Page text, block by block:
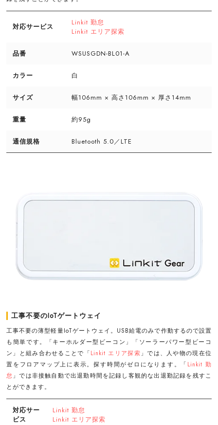
対応サービス
Linkit 勤怠
Linkit エリア探索
品番 WSUSGDN-BL01-A
カラー 白
サイズ 幅106mm × 高さ106mm × 厚さ14mm
重量 約95g
通信規格 Bluetooth 5.0／LTE
工事不要のIoTゲートウェイ
工事不要の薄型軽量IoTゲートウェイ。USB給電のみで作動するので設置
も簡単です。「キーホルダー型ビーコン」「ソーラーパワー型ビーコ
ン」と組み合わせることで「Linkit エリア探索 」では、人や物の現在位
置をフロアマップ上に表示。探す時間がゼロになります。「 Linkit 勤
怠 」では非接触自動で出退勤時間を記録し客観的な出退勤記録を残すこ
とができます。
対応サー
ビス
Linkit 勤怠
Linkit エリア探索